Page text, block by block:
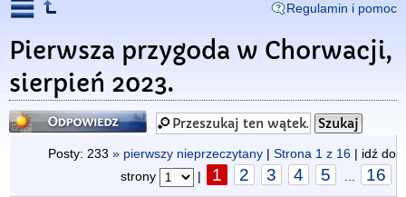
Regulamin i pomoc
Pierwsza przygoda w Chorwacji,
sierpień 2023.
Odpowiedz
Posty: 233 » pierwszy nieprzeczytany | Strona 1 z 16 | idź do
strony
| 1 2 3 4 5 16